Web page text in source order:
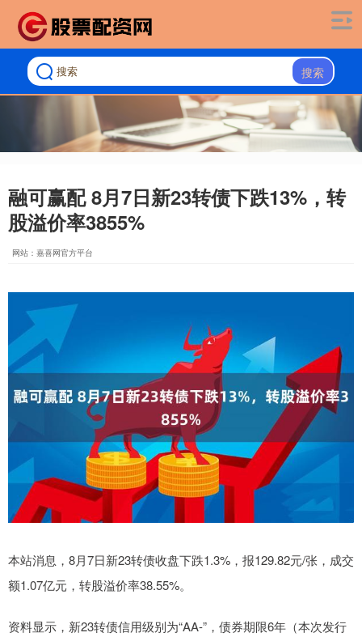
搜索
融可赢配 8月7日新23转债下跌13%，转
股溢价率3855%
网站：嘉喜网官方平台
本站消息，8月7日新23转债收盘下跌1.3%，报129.82元/张，成交
额1.07亿元，转股溢价率38.55%。
资料显示，新23转债信用级别为“AA-”，债券期限6年（本次发行